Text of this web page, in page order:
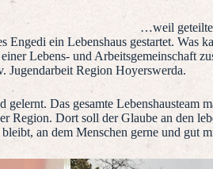
…weil
ein Lebenshaus gestartet. Was
Lebens- und Arbeitsgemeinschaft
Jugendarbeit Region Hoyerswerda.
Das gesamte Lebenshausteam
Region. Dort soll der Glaube an den
an dem Menschen gerne und gut